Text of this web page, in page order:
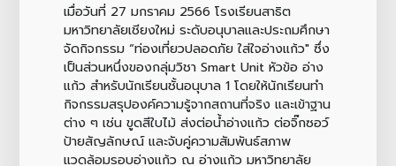
เมื่อวันที่ 27 มกราคม 2566 โรงเรียนสาธิต
มหาวิทยาลัยเชียงใหม่ ระดับอนุบาลและประถมศึกษา
จัดกิจกรรม “ท่องเที่ยวปลอดภัย ใส่ใจอ่างแก้ว" ซึ่ง
เป็นส่วนหนึ่งของกลุ่มวิชา Smart Unit หัวข้อ อ่าง
แก้ว สำหรับนักเรียนชั้นอนุบาล 1 โดยให้นักเรียนทำ
กิจกรรมสรุปองค์ความรู้จากสถานที่จริง และเข้าฐาน
ต่าง ๆ เช่น ขูดสีใบไม้ ส่งต่อน้ำอ่างแก้ว ต่อจิ๊กซอว์
ป้ายสัญลักษณ์ และจับคู่ความสัมพันธ์สภาพ
แวดล้อมรอบอ่างแก้ว ณ อ่างแก้ว มหาวิทยาลัย